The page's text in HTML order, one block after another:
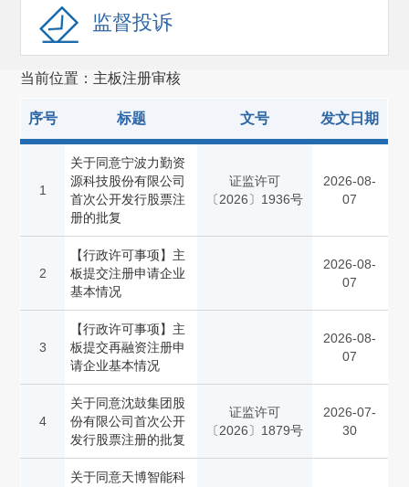
证券经营机构监管(3283)
上市公司监管(6851)
基金监管(13629)
私募基金监管(13)
期货监管(1296)
债券监管(3663)
行政执法(3269)
行政复议(1540)
国际合作(1869)
证券服务机构监管(257)
(473)
监督投诉
当前位置：主板注册审核
序号 标题 文号 发文日期
1
关于同意宁波力勤资
源科技股份有限公司
首次公开发行股票注
册的批复
证监许可
〔2026〕1936号
2026-08-
07
2
【行政许可事项】主
板提交注册申请企业
基本情况
2026-08-
07
3
【行政许可事项】主
板提交再融资注册申
请企业基本情况
2026-08-
07
4
关于同意沈鼓集团股
份有限公司首次公开
发行股票注册的批复
证监许可
〔2026〕1879号
2026-07-
30
关于同意天博智能科